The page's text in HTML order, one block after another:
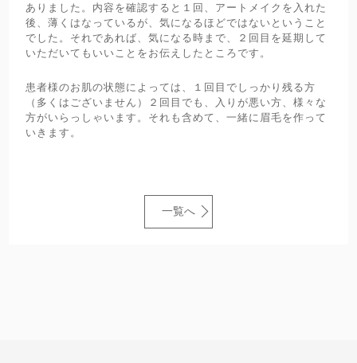
ありました。内容を確認すると１回、アートメイクを入れた
後、薄くはなっているが、気になるほどではないということ
でした。それであれば、気になる時まで、２回目を延期して
いただいてもいいことをお伝えしたところです。
患者様のお肌の状態によっては、１回目でしっかり残る方
（多くはございません）２回目でも、入りが悪い方、様々な
方がいらっしゃいます。それも含めて、一緒に眉毛を作って
いきます。
一覧へ